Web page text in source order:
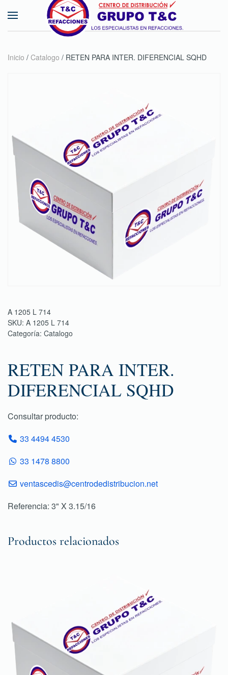
Skip to main content
Inicio / Catalogo / RETEN PARA INTER. DIFERENCIAL SQHD
A 1205 L 714
SKU: A 1205 L 714
Categoría: Catalogo
RETEN PARA INTER.
DIFERENCIAL SQHD
Consultar producto:
33 4494 4530
33 1478 8800
ventascedis@centrodedistribucion.net
Referencia: 3" X 3.15/16
Productos relacionados